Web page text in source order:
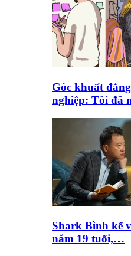
Góc khuất
nghiệp: Tôi đã
Shark Bình kể
năm 19 tuổi,…